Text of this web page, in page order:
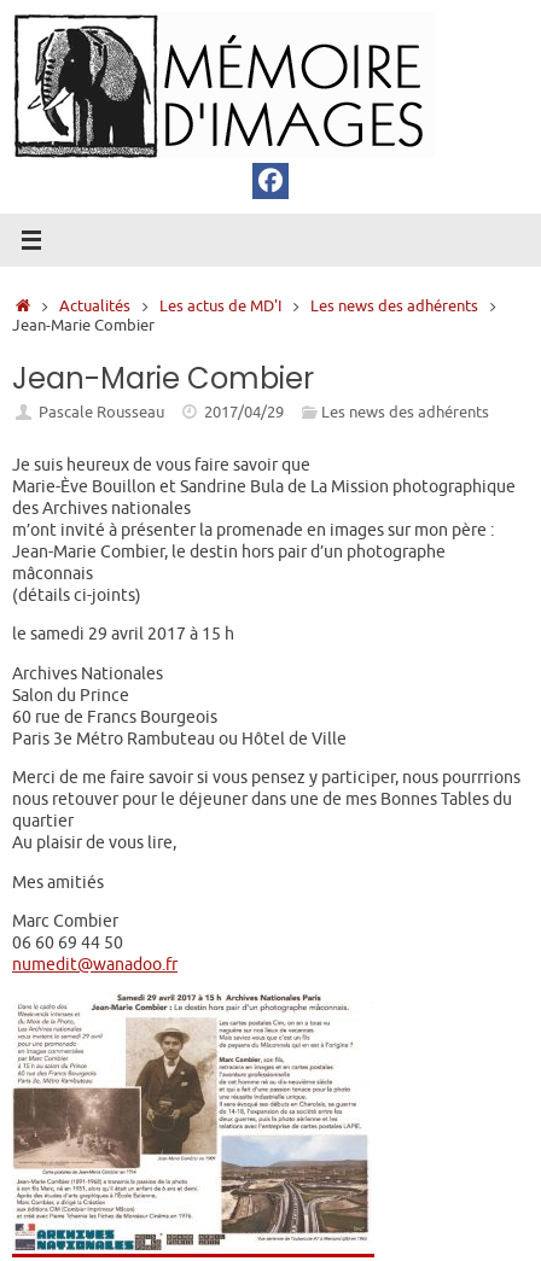
Passer
au
contenu
Accueil
Actualités Les actus de MD'I
Les news des adhérents
Jean-Marie Combier
Jean-Marie Combier
Pascale Rousseau 2017/04/29 Les news des adhérents
Je suis heureux de vous faire savoir que
Marie-Ève Bouillon et Sandrine Bula de La Mission photographique
des Archives nationales
m’ont invité à présenter la promenade en images sur mon père :
Jean-Marie Combier, le destin hors pair d’un photographe
mâconnais
(détails ci-joints)
le samedi 29 avril 2017 à 15 h
Archives Nationales
Salon du Prince
60 rue de Francs Bourgeois
Paris 3e Métro Rambuteau ou Hôtel de Ville
Merci de me faire savoir si vous pensez y participer, nous pourrrions
nous retouver pour le déjeuner dans une de mes Bonnes Tables du
quartier
Au plaisir de vous lire,
Mes amitiés
Marc Combier
06 60 69 44 50
numedit@wanadoo.fr